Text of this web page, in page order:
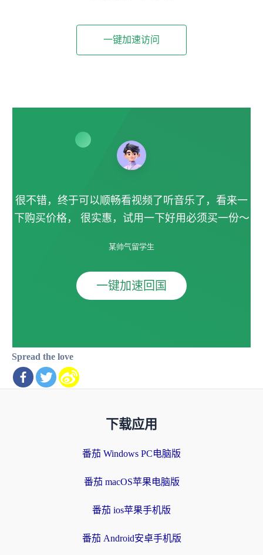
一键加速访问
很不错，终于可以顺畅看视频了听音乐了，看来一
下购买价格， 很实惠，试用一下好用必须买一份～
某帅气留学生
一键加速回国
Spread the love
下载应用
番茄 Windows PC电脑版
番茄 macOS苹果电脑版
番茄 ios苹果手机版
番茄 Android安卓手机版